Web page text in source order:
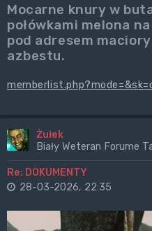
Mocarne knury w
połówkami melona
pod adresem
azbestu.
Żułek
Biały Weteran Forume
Re: DOKUMENTY
28-03-2026, 22:35